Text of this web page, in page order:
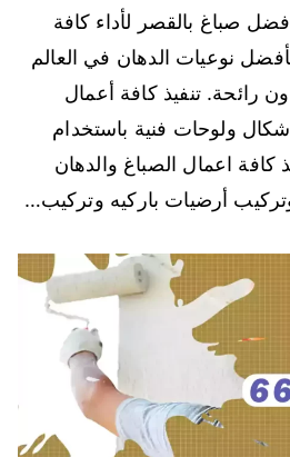
صباغ بالقصر لأداء كافة
نوعيات الدهان في العالم
رائحة. تنفيذ كافة أعمال
أشكال ولوحات فنية باستخدام
كافة اعمال الصباغ والدهان
أرضيات باركيه وتركيب…